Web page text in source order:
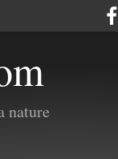
nature